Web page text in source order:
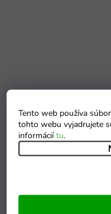
Tento web používa
tohto webu vyjadrujete
informáciítu.